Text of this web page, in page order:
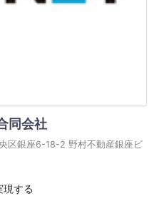
同会社
区銀座6-18-2 野村不動産銀座ビ
する